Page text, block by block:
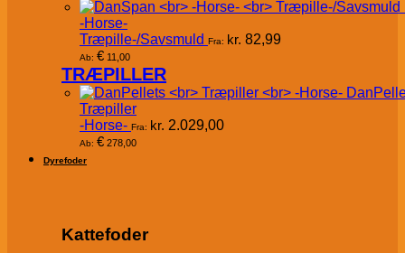
-Horse-
Træpille-/Savsmuld Fra: kr. 82,99
Ab: € 11,00
TRÆPILLER
Træpiller
-Horse- Fra: kr. 2.029,00
Ab: € 278,00
Dyrefoder
Kattefoder